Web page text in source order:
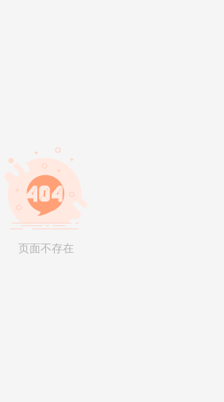
页面不存在